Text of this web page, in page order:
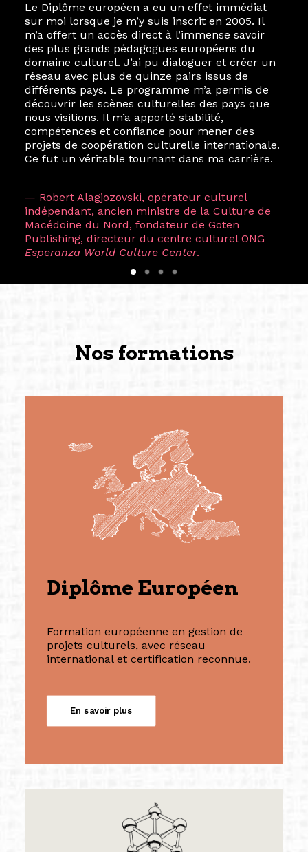
Le Diplôme européen a eu un effet immédiat
sur moi lorsque je m’y suis inscrit en 2005. Il
m’a offert un accès direct à l’immense savoir
des plus grands pédagogues européens du
domaine culturel. J’ai pu dialoguer et créer un
réseau avec plus de quinze pairs issus de
différents pays. Le programme m’a permis de
découvrir les scènes culturelles des pays que
nous visitions. Il m’a apporté stabilité,
compétences et confiance pour mener des
projets de coopération culturelle internationale.
Ce fut un véritable tournant dans ma carrière.
— Robert Alagjozovski, opérateur culturel
indépendant, ancien ministre de la Culture de
Macédoine du Nord, fondateur de Goten
Publishing, directeur du centre culturel ONG
Esperanza World Culture Center.
Nos formations
Diplôme Européen
Formation européenne en gestion de
projets culturels, avec réseau
international et certification reconnue.
En savoir plus